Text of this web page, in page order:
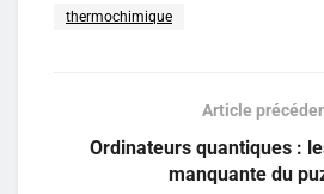
thermochimique
Article
Ordinateurs quantiques :
manquante du